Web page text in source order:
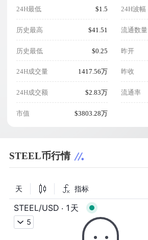
24H最低 $1.5
历史最高 $41.51
历史最低 $0.25
24H成交量 1417.56万
24H成交额 $2.83万
市值 $3803.28万
24H波幅
流通数量
昨开
昨收
流通率
STEEL币行情